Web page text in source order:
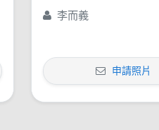
李而義
申請照片